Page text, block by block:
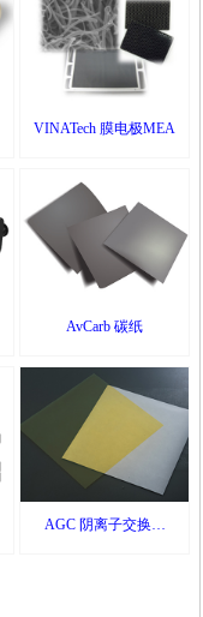
VINATech 膜电极MEA
AvCarb 碳纸
AGC 阴离子交换膜